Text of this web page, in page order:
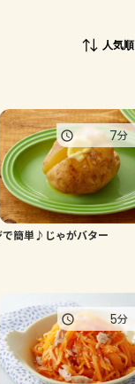
人気順
で簡単♪じゃがバター
7分
5分